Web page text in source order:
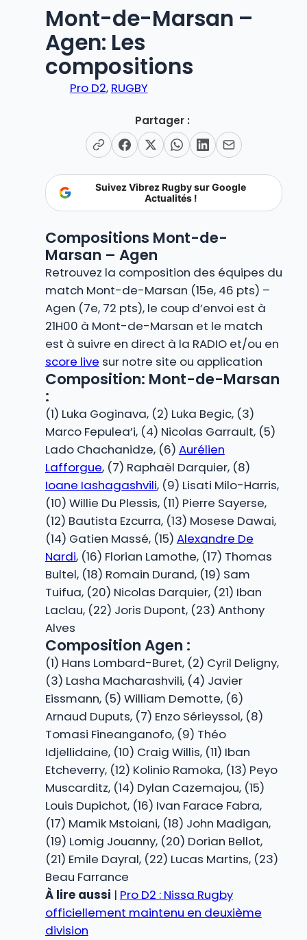
Mont-de-Marsan –
Agen: Les
compositions
Pro D2, RUGBY
Partager :
Suivez Vibrez Rugby sur Google
Actualités !
Compositions Mont-de-
Marsan – Agen
Retrouvez la composition des équipes du
match Mont-de-Marsan (15e, 46 pts) –
Agen (7e, 72 pts), le coup d’envoi est à
21H00 à Mont-de-Marsan et le match
est à suivre en direct à la RADIO et/ou en
score live sur notre site ou application
Composition: Mont-de-Marsan
:
(1) Luka Goginava, (2) Luka Begic, (3)
Marco Fepulea’i, (4) Nicolas Garrault, (5)
Lado Chachanidze, (6) Aurélien
Lafforgue, (7) Raphaël Darquier, (8)
Ioane Iashagashvili, (9) Lisati Milo-Harris,
(10) Willie Du Plessis, (11) Pierre Sayerse,
(12) Bautista Ezcurra, (13) Mosese Dawai,
(14) Gatien Massé, (15) Alexandre De
Nardi, (16) Florian Lamothe, (17) Thomas
Bultel, (18) Romain Durand, (19) Sam
Tuifua, (20) Nicolas Darquier, (21) Iban
Laclau, (22) Joris Dupont, (23) Anthony
Alves
Composition Agen :
(1) Hans Lombard-Buret, (2) Cyril Deligny,
(3) Lasha Macharashvili, (4) Javier
Eissmann, (5) William Demotte, (6)
Arnaud Duputs, (7) Enzo Sérieyssol, (8)
Tomasi Fineanganofo, (9) Théo
Idjellidaine, (10) Craig Willis, (11) Iban
Etcheverry, (12) Kolinio Ramoka, (13) Peyo
Muscarditz, (14) Dylan Cazemajou, (15)
Louis Dupichot, (16) Ivan Farace Fabra,
(17) Mamik Mstoiani, (18) John Madigan,
(19) Lomig Jouanny, (20) Dorian Bellot,
(21) Emile Dayral, (22) Lucas Martins, (23)
Beau Farrance
À lire aussi | Pro D2 : Nissa Rugby
officiellement maintenu en deuxième
division